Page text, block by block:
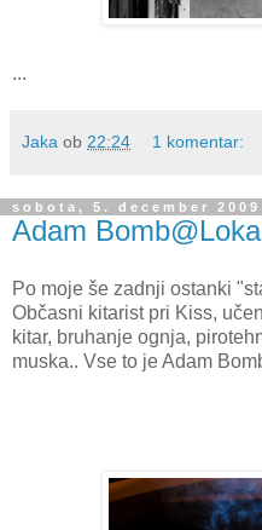
...
Jaka ob 22:24 1 komentar:
sobota, 5. december 2009
Adam
Po moje še zadnji ostanki
Občasni kitarist pri Kiss,
kitar, bruhanje ognja,
muska.. Vse to je Adam